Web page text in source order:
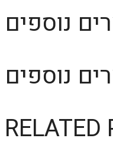
נוספים
נוספים
RELATED